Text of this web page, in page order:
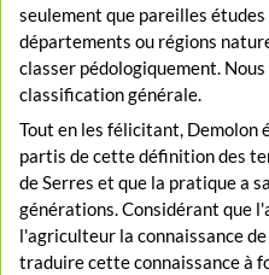
seulement que pareilles
départements ou régions
classer pédologiquement.
classification générale.
Tout en les félicitant, Demolon
partis de cette définition des
de Serres et que la pratique a
générations. Considérant que
l'agriculteur la connaissance
traduire cette connaissance à